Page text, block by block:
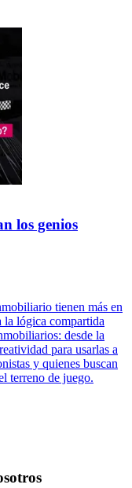
los genios
tienen más en
la lógica compartida
desde la
para usarlas a
y quienes buscan
terreno de juego.